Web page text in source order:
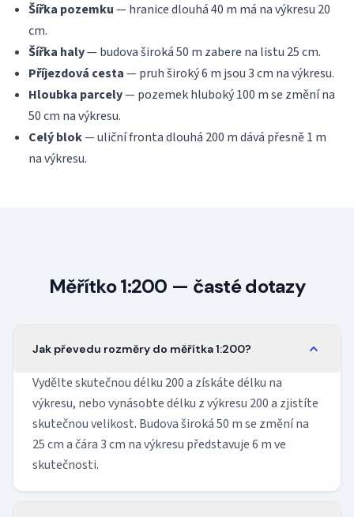
Šířka pozemku— hranice dlouhá 40 m má na výkresu 20
cm.
Šířka haly— budova široká 50 m zabere na listu 25 cm.
Příjezdová cesta— pruh široký 6 m jsou 3 cm na výkresu.
Hloubka parcely— pozemek hluboký 100 m se změní na
50 cm na výkresu.
Celý blok— uliční fronta dlouhá 200 m dává přesně 1 m
na výkresu.
Měřítko 1:200 — časté dotazy
Jak převedu rozměry do měřítka 1:200?
Vydělte skutečnou délku 200 a získáte délku na
výkresu, nebo vynásobte délku z výkresu 200 a zjistíte
skutečnou velikost. Budova široká 50 m se změní na
25 cm a čára 3 cm na výkresu představuje 6 m ve
skutečnosti.